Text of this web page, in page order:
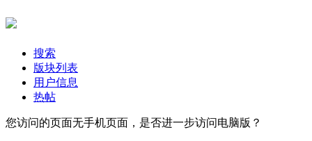
搜索
版块列表
用户信息
热帖
您访问的页面无手机页面，是否进一步访问电脑版？